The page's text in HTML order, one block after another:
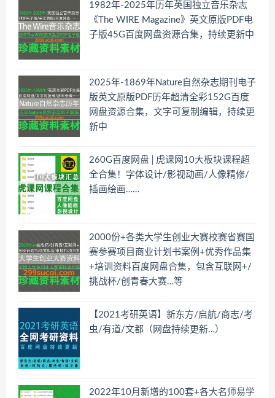
1982年-2025年历年英国独立音乐杂志
《The WIRE Magazine》英文原版PDF电
子版45G百度网盘资源合集，持续更新中
2025年-1869年Nature自然杂志期刊电子
版英文原版PDF历年超清全彩152G百度
网盘资源合集，文字可复制编辑，持续更
新中
260G百度网盘│虎课网10大板块课程超
全合集！字体设计/影视动画/人像精修/
插画绘画……
2000份+各类大学生创业大赛校赛省赛国
赛参赛项目商业计划书案例+优秀作品集
+培训资料百度网盘合集，包含互联网+/
挑战杯/创青春大赛…等
【2021考研英语】新东方/启航/商志/考
虫/有道/文都（网盘持续更新…）
2022年10月新增的100套+各大名师易学